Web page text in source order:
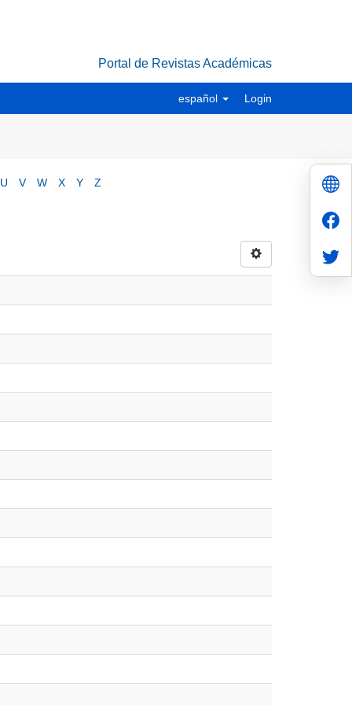
Portal de Revistas Académicas
español Login
U V W X Y Z